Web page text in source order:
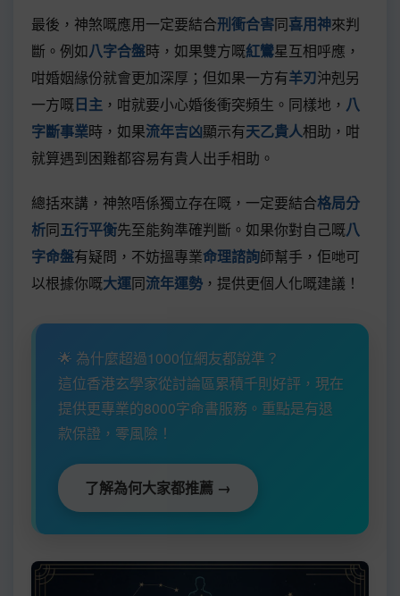
最後，神煞嘅應用一定要結合刑衝合害同喜用神來判
斷。例如八字合盤時，如果雙方嘅紅鸞星互相呼應，
咁婚姻緣份就會更加深厚；但如果一方有羊刃沖剋另
一方嘅日主 ，咁就要小心婚後衝突頻生。同樣地， 八
字斷事業時，如果流年吉凶顯示有天乙貴人相助，咁
就算遇到困難都容易有貴人出手相助。
總括來講，神煞唔係獨立存在嘅，一定要結合格局分
析同五行平衡先至能夠準確判斷。如果你對自己嘅八
字命盤有疑問，不妨搵專業命理諮詢師幫手，佢哋可
以根據你嘅大運同流年運勢 ，提供更個人化嘅建議！
🌟 為什麼超過1000位網友都說準？
這位香港玄學家從討論區累積千則好評，現在
提供更專業的8000字命書服務。重點是有退
款保證，零風險！
了解為何大家都推薦 →